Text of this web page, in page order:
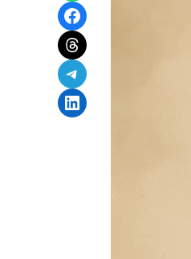
Share on Facebook
Share on Threads
Share on Telegram
Share on LinkedIn